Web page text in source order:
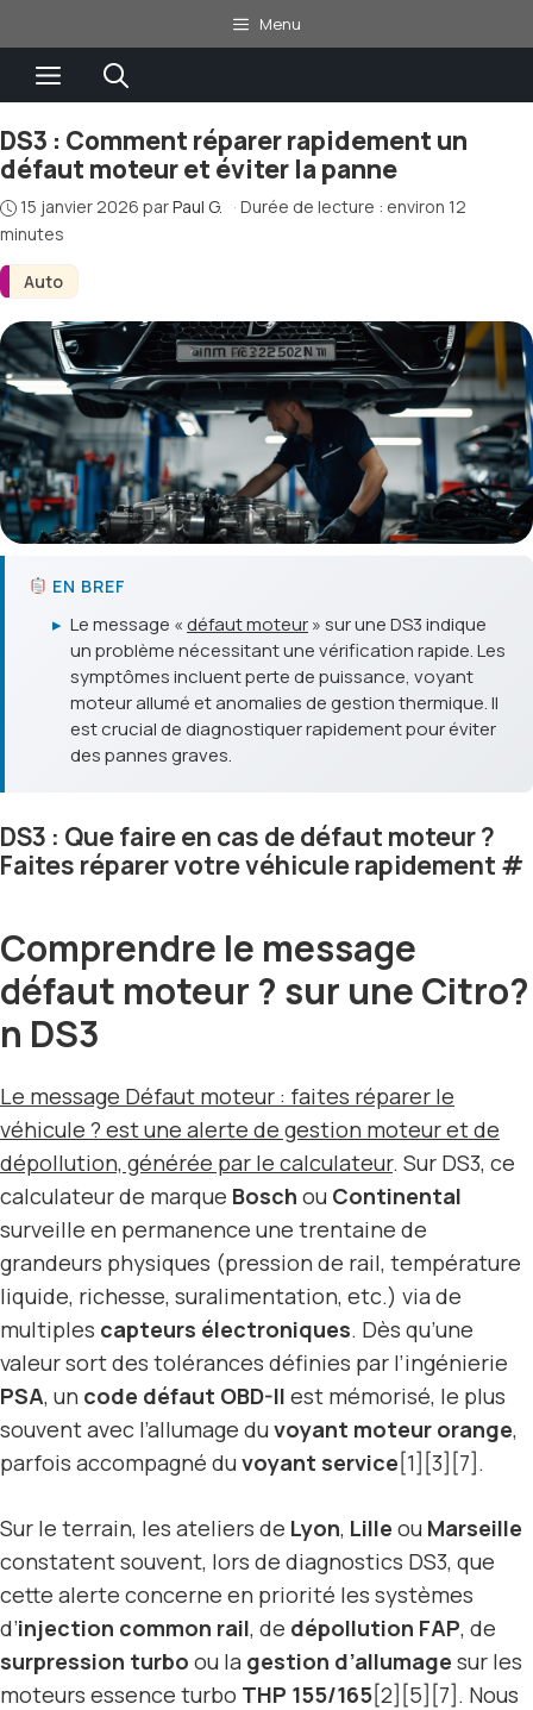
au
contenu
Menu
Menu
Auto
DS3 : Comment réparer rapidement un
défaut moteur et éviter la panne
15 janvier 2026 parPaul G. · Durée de lecture : environ 12
minutes
EN BREF
▸ Le message «défaut moteur» sur une DS3 indique
un problème nécessitant une vérification rapide. Les
symptômes incluent perte de puissance, voyant
moteur allumé et anomalies de gestion thermique. Il
est crucial de diagnostiquer rapidement pour éviter
des pannes graves.
DS3 : Que faire en cas de défaut moteur ?
Faites réparer votre véhicule rapidement #
Comprendre le message
défaut moteur ? sur une Citro?
n DS3
Le message Défaut moteur : faites réparer le
véhicule ? est une alerte de gestion moteur et de
dépollution, générée par le calculateur. Sur DS3, ce
calculateur de marque Bosch ou Continental
surveille en permanence une trentaine de
grandeurs physiques (pression de rail, température
liquide, richesse, suralimentation, etc.) via de
multiples capteurs électroniques. Dès qu’une
valeur sort des tolérances définies par l’ingénierie
PSA, un code défaut OBD-II est mémorisé, le plus
souvent avec l’allumage du voyant moteur orange,
parfois accompagné du voyant service[1][3][7].
Sur le terrain, les ateliers de Lyon, Lille ou Marseille
constatent souvent, lors de diagnostics DS3, que
cette alerte concerne en priorité les systèmes
d’injection common rail, de dépollution FAP, de
surpression turbo ou la gestion d’allumage sur les
moteurs essence turbo THP 155/165[2][5][7]. Nous